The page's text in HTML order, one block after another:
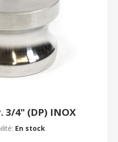
3/4" (DP) INOX
En stock